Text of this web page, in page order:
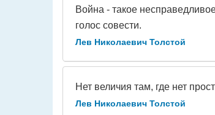
Война - такое
голос совести.
Лев Николаевич Толстой
Нет величия там, где нет
Лев Николаевич Толстой